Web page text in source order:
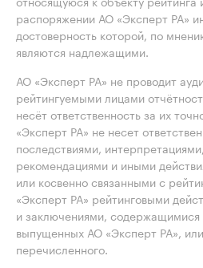
распоряжении АО «Эксперт РА»
достоверность которой, по
являются надлежащими.
АО «Эксперт РА» не проводит
рейтингуемыми лицами
несёт ответственность за их
«Эксперт РА» не несет
последствиями,
рекомендациями и иными
или косвенно связанными с
«Эксперт РА» рейтинговыми
и заключениями, содержащимися
выпущенных АО «Эксперт РА»,
перечисленного.